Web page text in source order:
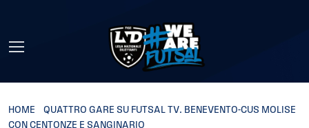
HOME
QUATTRO GARE SU FUTSAL TV. BENEVENTO-CUS MOLISE
CON CENTONZE E SANGINARIO